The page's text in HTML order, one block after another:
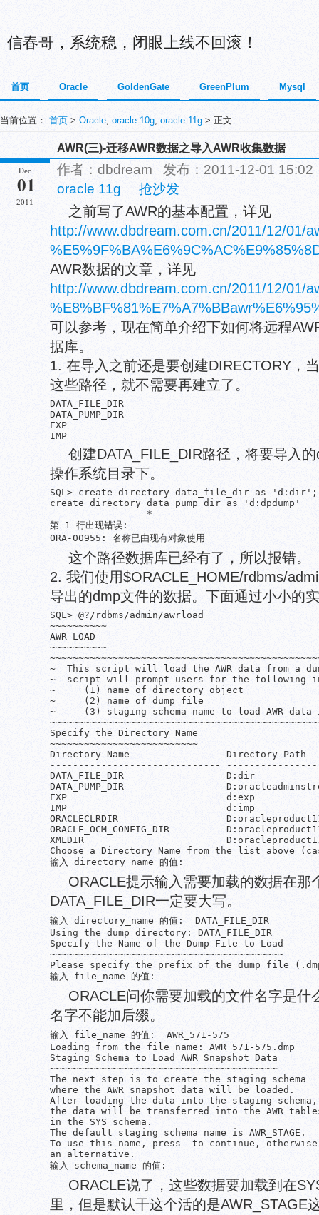
信春哥，系统稳，闭眼上线不回滚！
首页 Oracle GoldenGate GreenPlum Mysql
当前位置： 首页 > Oracle, oracle 10g, oracle 11g > 正文
AWR(三)-迁移AWR数据之导入AWR收集数据
Dec
01
2011
作者：dbdream 发布：2011-12-01
oracle 11g
抢沙发
之前写了AWR的基本配置，详见
http://www.dbdream.com.cn/2011/12/01/
AWR数据的文章，详见
http://www.dbdream.com.cn/2011/12/01/
可以参考，现在简单介绍下如何将远程
据库。
1. 在导入之前还是要创建DIRECTORY，
这些路径，就不需要再建立了。
DATA_FILE_DIR
DATA_PUMP_DIR
EXP
IMP
创建DATA_FILE_DIR路径，将要导入
操作系统目录下。
SQL> create directory data_file_dir as 'd:dir';
create directory data_pump_dir as 'd:dpdump'
                 *
第 1 行出现错误:
ORA-00955: 名称已由现有对象使用
这个路径数据库已经有了，所以报错。
2. 我们使用$ORACLE_HOME/rdbms/
导出的dmp文件的数据。下面通过小小的
SQL> @?/rdbms/admin/awrload
~~~~~~~~~~
AWR LOAD
~~~~~~~~~~
~  This script will load the AWR data from a
~  script will prompt users for the following
~     (1) name of directory object
~     (2) name of dump file
~     (3) staging schema name to load AWR
Specify the Directory Name
~~~~~~~~~~~~~~~~~~~~~~~~~~
Directory Name                 Directory Path
------------------------------
DATA_FILE_DIR                  D:dir
DATA_PUMP_DIR
EXP                            d:exp
IMP                            d:imp
ORACLECLRDIR
ORACLE_OCM_CONFIG_DIR
XMLDIR
Choose a Directory Name from the list above
输入 directory_name 的值:
ORACLE提示输入需要加载的数据在那
DATA_FILE_DIR一定要大写。
输入 directory_name 的值:  DATA_FILE_DIR
Using the dump directory: DATA_FILE_DIR
Specify the Name of the Dump File to Load
~~~~~~~~~~~~~~~~~~~~~~~~~~~~~~~~~~~~~~~~~
Please specify the prefix of the dump file
输入 file_name 的值:
ORACLE问你需要加载的文件名字是什
名字不能加后缀。
输入 file_name 的值:  AWR_571-575
Loading from the file name: AWR_571-575.dmp
Staging Schema to Load AWR Snapshot Data
~~~~~~~~~~~~~~~~~~~~~~~~~~~~~~~~~~~~~~~~
The next step is to create the staging schema
where the AWR snapshot data will be loaded.
After loading the data into the staging schema,
the data will be transferred into the AWR
in the SYS schema.
The default staging schema name is AWR_STAGE.
To use this name, press  to continue,
an alternative.
输入 schema_name 的值:
ORACLE说了，这些数据要加载到在
里，但是默认干这个活的是AWR_STAGE